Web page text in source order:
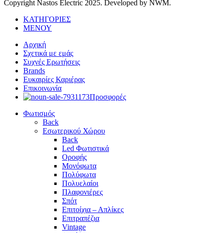
Copyright Nastos Electric 2025. Developed by NWM.
ΚΑΤΗΓΟΡΙΕΣ
ΜΕΝΟΥ
Αρχική
Σχετικά με εμάς
Συχνές Ερωτήσεις
Brands
Ευκαιρίες Καριέρας
Επικοινωνία
Προσφορές
Φωτισμός
Back
Εσωτερικού Χώρου
Back
Led Φωτιστικά
Οροφής
Μονόφωτα
Πολύφωτα
Πολυελαίοι
Πλαφονιέρες
Σπότ
Επιτοίχια – Απλίκες
Επιτραπέζια
Vintage